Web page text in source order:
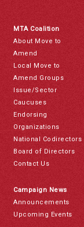
MTA Coalition
About Move to
Amend
Local Move to
Amend Groups
Issue/Sector
Caucuses
Endorsing
Organizations
National Codirectors
Board of Directors
Contact Us
Campaign News
Announcements
Upcoming Events